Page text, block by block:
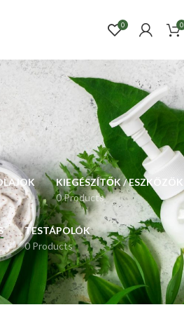
0 0
KIEGÉSZÍTŐK / ESZKÖZÖK
0 Products
TESTÁPOLÓK
0 Products